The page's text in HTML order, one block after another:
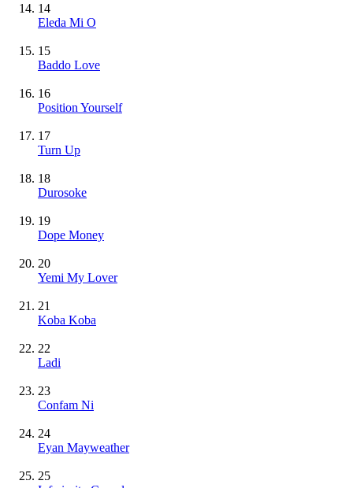
14
Eleda Mi O
15
Baddo Love
16
Position Yourself
17
Turn Up
18
Durosoke
19
Dope Money
20
Yemi My Lover
21
Koba Koba
22
Ladi
23
Confam Ni
24
Eyan Mayweather
25